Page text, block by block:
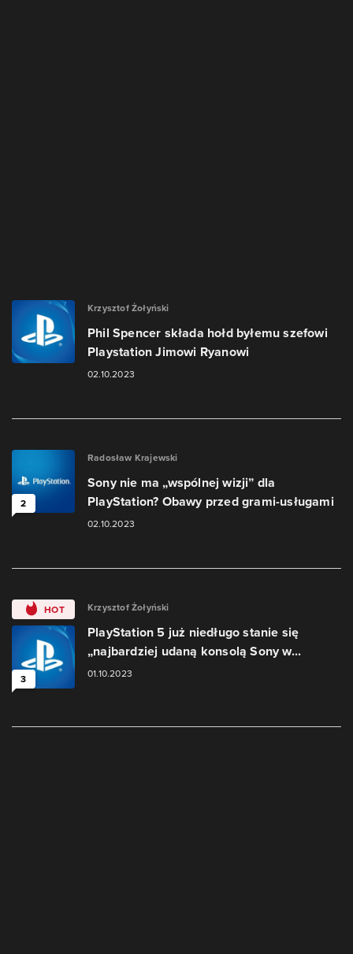
Krzysztof Żołyński
Phil Spencer składa hołd byłemu szefowi
Playstation Jimowi Ryanowi
02.10.2023
2
Radosław Krajewski
Sony nie ma „wspólnej wizji” dla
PlayStation? Obawy przed grami-usługami
02.10.2023
HOT
3
Krzysztof Żołyński
PlayStation 5 już niedługo stanie się
„najbardziej udaną konsolą Sony w...
01.10.2023